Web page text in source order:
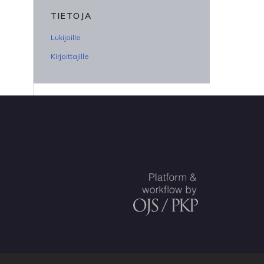
TIETOJA
Lukijoille
Kirjoittajille